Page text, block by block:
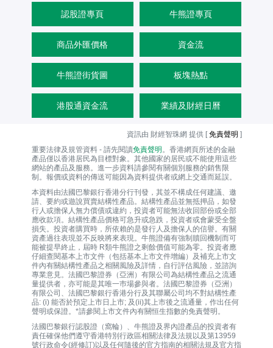
認股證專頁 牛熊證專頁
商品外匯價格 資金流
牛熊證街貨圖 板塊熱點
港股通資金流 業績及財經日曆
資訊由 財經智珠網 提供 [免責聲明 ]
重要法律及規管資料 - 請先閱讀免責聲明 。香港網頁所述的金融
產品僅以香港居民為目標對象。其他國家的居民或不能使用這些
網站的產品及服務。進一步資料請參閱有關個別服務的銷售限
制。報價或資料的傳送可能因為資料提供者或網上交通而延誤。
本資料由法國巴黎銀行香港分行刊發，其並不構成任何建議、邀
請、要約或遊說買賣結構性產品。結構性產品並無抵押品，如發
行人或擔保人無力償債或違約，投資者可能無法收回部份或全部
應收款項。結構性產品價格可急升或急跌，投資者或會蒙受全盤
損失。投資者購買時，所依賴的是發行人及擔保人的信譽。有關
資產過往表現並不反映將來表現。牛熊證備有強制贖回機制而可
能被提早終止，屆時 R類牛熊證之剩餘價值可能為零。投資者應
仔細查閱基本上市文件（包括基本上市文件增編）及補充上市文
件內有關結構性產品之相關風險及詳情，自行評估風險，並諮詢
專業意見。法國巴黎證券（亞洲）有限公司為結構性產品之流通
量提供者，亦可能是其唯一巿場參與者。法國巴黎證券（亞洲）
有限公司、法國巴黎銀行香港分行及其聯屬公司均不對結構性產
品: (i) 能否於預定上市日上市; 及(ii)其上市後之流通量，作出任何
聲明或保證。*請參閱上市文件內有關恒生指數的免責聲明。
法國巴黎銀行認股證（窩輪）、牛熊證及界內證產品的投資者有
責任確保他們遵守香港特別行政區相關法律及法規以及第13959
號行政命令(經修訂)以及任何隨後的官方指南的相關法規及官方指